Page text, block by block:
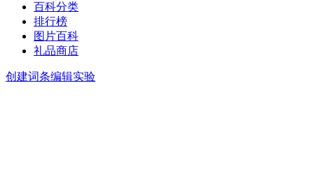
百科分类
排行榜
图片百科
礼品商店
创建词条编辑实验